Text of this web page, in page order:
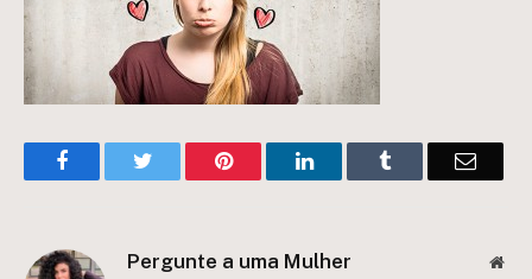
FacebookTwitter Pinterest LinkedInTumblr Email
Pergunte a uma Mulher